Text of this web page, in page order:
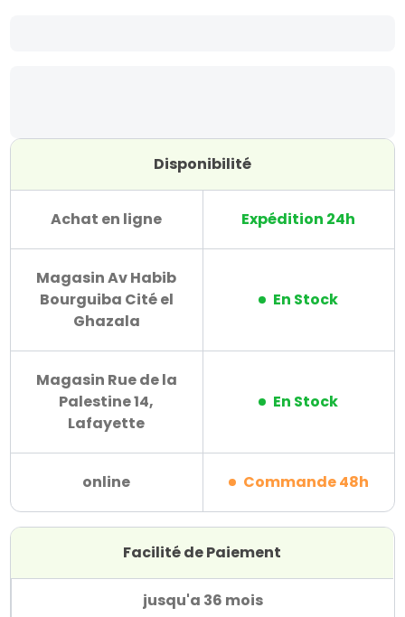
Disponibilité
Achat en ligne Expédition 24h
Magasin Av Habib
Bourguiba Cité el
Ghazala
En Stock
Magasin Rue de la
Palestine 14,
Lafayette
En Stock
online Commande 48h
Facilité de Paiement
jusqu'a 36 mois